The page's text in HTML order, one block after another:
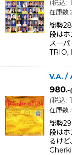
(税込:
在庫数
総勢
段は
スー
TRIO,
V.A. /
980.-
(税込:
在庫数
総勢
段はホ
るけ